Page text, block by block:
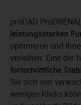
proDAD
leistungsstarken
optimieren und
verleihen. Eine der
fortschrittliche
Sie sich von
wenigen Klicks